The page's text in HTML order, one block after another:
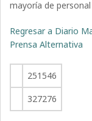
mayoría de
Regresar a Diario
Prensa Alternativa
251546
327276